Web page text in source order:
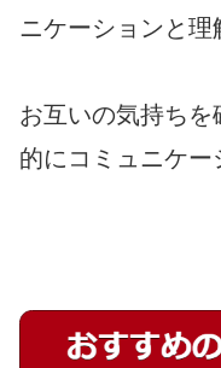
ニケーションと理
お互いの気持ち
的にコミュニケー